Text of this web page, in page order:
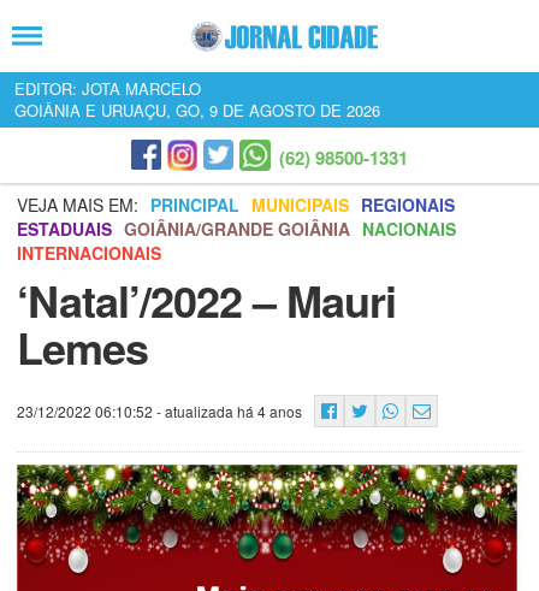
EDITOR: JOTA MARCELO
GOIÂNIA E URUAÇU, GO, 9 DE AGOSTO DE 2026
(62) 98500-1331
VEJA MAIS EM: PRINCIPAL MUNICIPAIS REGIONAIS
ESTADUAIS GOIÂNIA/GRANDE GOIÂNIA NACIONAIS
INTERNACIONAIS
‘Natal’/2022 – Mauri
Lemes
23/12/2022 06:10:52 - atualizada há 4 anos